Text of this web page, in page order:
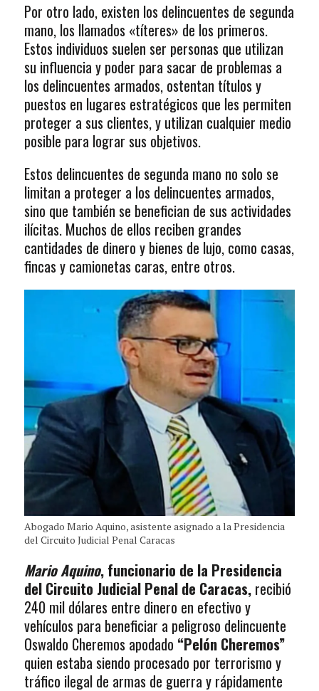
Por otro lado, existen los delincuentes de segunda
mano, los llamados «títeres» de los primeros.
Estos individuos suelen ser personas que utilizan
su influencia y poder para sacar de problemas a
los delincuentes armados, ostentan títulos y
puestos en lugares estratégicos que les permiten
proteger a sus clientes, y utilizan cualquier medio
posible para lograr sus objetivos.
Estos delincuentes de segunda mano no solo se
limitan a proteger a los delincuentes armados,
sino que también se benefician de sus actividades
ilícitas. Muchos de ellos reciben grandes
cantidades de dinero y bienes de lujo, como casas,
fincas y camionetas caras, entre otros.
Abogado Mario Aquino, asistente asignado a la Presidencia
del Circuito Judicial Penal Caracas
Mario Aquino, funcionario de la Presidencia
del Circuito Judicial Penal de Caracas,recibió
240 mil dólares entre dinero en efectivo y
vehículos para beneficiar a peligroso delincuente
Oswaldo Cheremos apodado “Pelón Cheremos”
quien estaba siendo procesado por terrorismo y
tráfico ilegal de armas de guerra y rápidamente